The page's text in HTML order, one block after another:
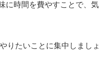
に時間を費やすことで、気
りたいことに集中しましょ